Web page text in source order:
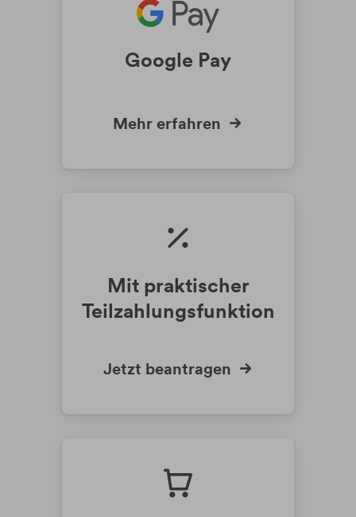
Google Pay
Mehr erfahren
Mit praktischer
Teilzahlungsfunktion
Jetzt beantragen